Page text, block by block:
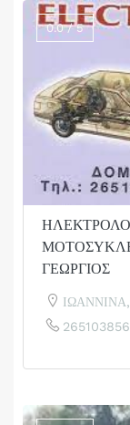
0.0 / 5
ΓΕΩΡΓΙΟΣ